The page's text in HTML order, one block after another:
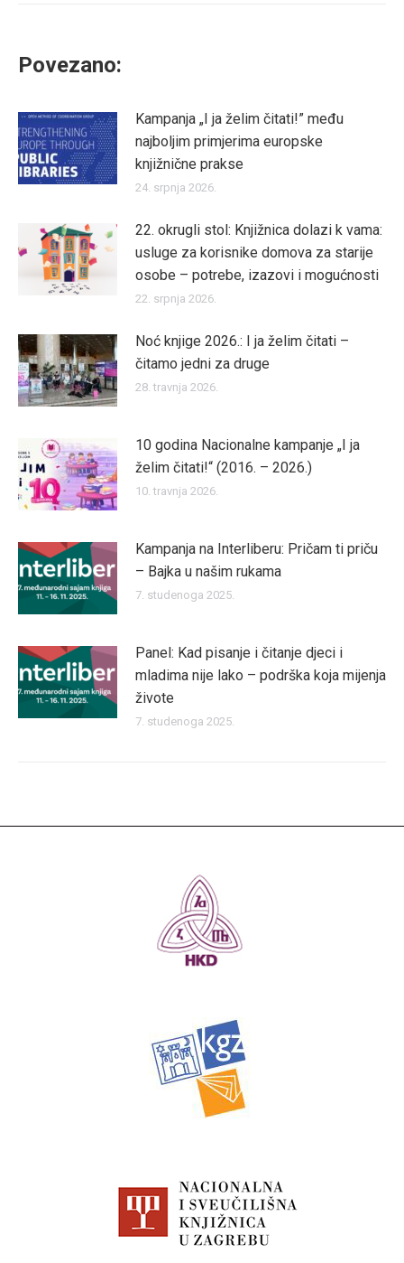
Povezano:
Kampanja „I ja želim čitati!” među
najboljim primjerima europske
knjižnične prakse
24. srpnja 2026.
22. okrugli stol: Knjižnica dolazi k vama:
usluge za korisnike domova za starije
osobe – potrebe, izazovi i mogućnosti
22. srpnja 2026.
Noć knjige 2026.: I ja želim čitati –
čitamo jedni za druge
28. travnja 2026.
10 godina Nacionalne kampanje „I ja
želim čitati!“ (2016. – 2026.)
10. travnja 2026.
Kampanja na Interliberu: Pričam ti priču
– Bajka u našim rukama
7. studenoga 2025.
Panel: Kad pisanje i čitanje djeci i
mladima nije lako – podrška koja mijenja
živote
7. studenoga 2025.